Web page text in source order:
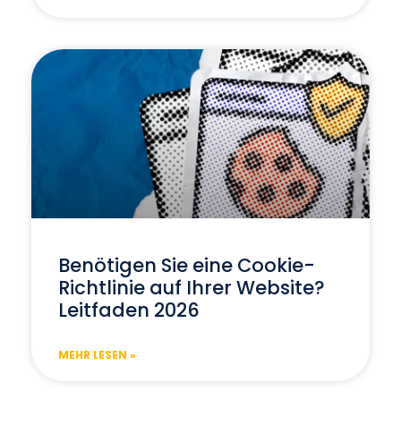
Benötigen Sie eine Cookie-
Richtlinie auf Ihrer Website?
Leitfaden 2026
MEHR LESEN »